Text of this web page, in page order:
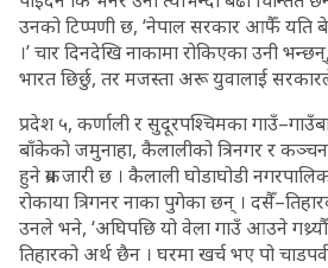
उनको टिप्पणी छ, ‘नेपाल सरकार आफैँ यति
।’ चार दिनदेखि नाकामा रोकिएका उनी
भारत छिर्छु, तर मजस्ता अरू युवालाई
प्रदेश ५, कर्णाली र सुदूरपश्चिमका
बाँकेको जमुनाहा, कैलालीको त्रिनगर र
हुने क्रम जारी छ । कैलाली घोडाघोडी
रोकाया त्रिगनर नाका पुगेका छन् ।
उनले भने, ‘अघिपछि यो वेला गाउँ आउने
तिहारको अर्थ छैन । घरमा खर्च भए पो